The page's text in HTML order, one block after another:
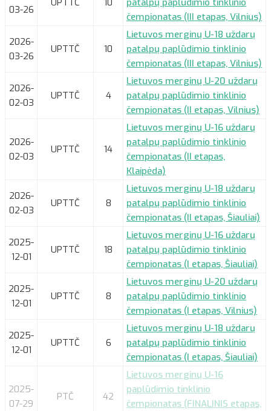
03-26
čempionatas (III etapas, Vilnius)
2026-
03-26
UPTTČ 10
Lietuvos merginų U-18 uždarų
patalpų paplūdimio tinklinio
čempionatas (III etapas, Vilnius)
2026-
02-03
UPTTČ 4
Lietuvos merginų U-20 uždarų
patalpų paplūdimio tinklinio
čempionatas (II etapas, Vilnius)
2026-
02-03
UPTTČ 14
Lietuvos merginų U-16 uždarų
patalpų paplūdimio tinklinio
čempionatas (II etapas,
Klaipėda)
2026-
02-03
UPTTČ 8
Lietuvos merginų U-18 uždarų
patalpų paplūdimio tinklinio
čempionatas (II etapas, Šiauliai)
2025-
12-01
UPTTČ 18
Lietuvos merginų U-16 uždarų
patalpų paplūdimio tinklinio
čempionatas (I etapas, Šiauliai)
2025-
12-01
UPTTČ 8
Lietuvos merginų U-20 uždarų
patalpų paplūdimio tinklinio
čempionatas (I etapas, Vilnius)
2025-
12-01
UPTTČ 6
Lietuvos merginų U-18 uždarų
patalpų paplūdimio tinklinio
čempionatas (I etapas, Šiauliai)
2025-
07-29
PTČ 42
Lietuvos merginų U-16
paplūdimio tinklinio
čempionatas (FINALINIS etapas,